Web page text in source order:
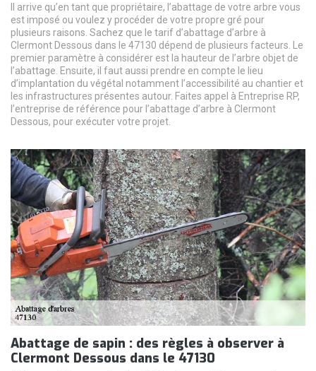
Il arrive qu’en tant que propriétaire, l’abattage de votre arbre vous
est imposé ou voulez y procéder de votre propre gré pour
plusieurs raisons. Sachez que le tarif d’abattage d’arbre à
Clermont Dessous dans le 47130 dépend de plusieurs facteurs. Le
premier paramètre à considérer est la hauteur de l’arbre objet de
l’abattage. Ensuite, il faut aussi prendre en compte le lieu
d’implantation du végétal notamment l’accessibilité au chantier et
les infrastructures présentes autour. Faites appel à Entreprise RP,
l’entreprise de référence pour l’abattage d’arbre à Clermont
Dessous, pour exécuter votre projet.
Abattage de sapin : des règles à observer à
Clermont Dessous dans le 47130